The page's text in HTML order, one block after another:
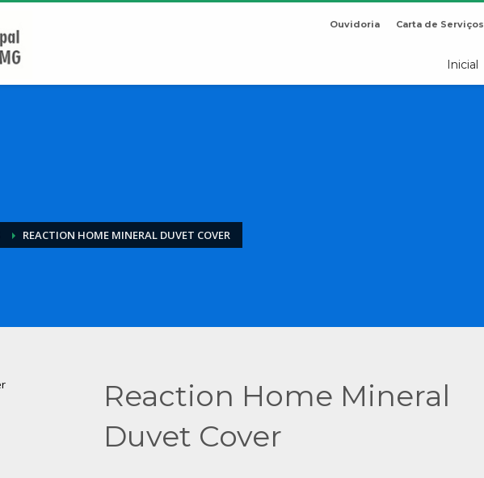
Ouvidoria Carta de Serviços
Inicial
REACTION HOME MINERAL DUVET COVER
Reaction Home Mineral
Duvet Cover